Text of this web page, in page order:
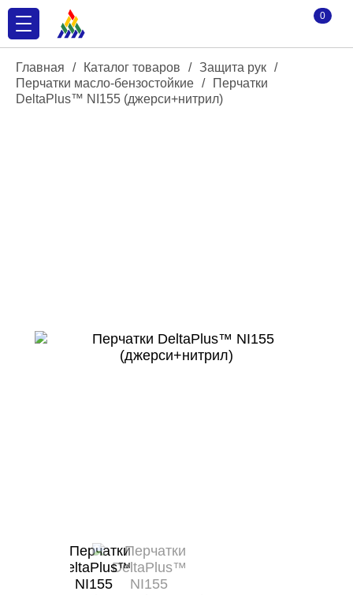
0
Главная / Каталог товаров / Защита рук /
Перчатки масло-бензостойкие /
Перчатки
DeltaPlus™ NI155 (джерси+нитрил)